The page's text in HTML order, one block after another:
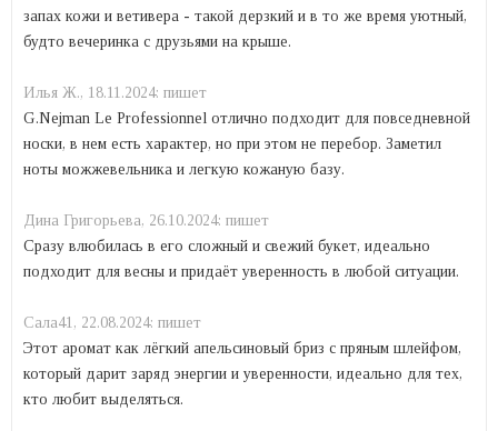
запах кожи и ветивера - такой дерзкий и в то же время уютный,
будто вечеринка с друзьями на крыше.
Илья Ж., 18.11.2024: пишет
G.Nejman Le Professionnel отлично подходит для повседневной
носки, в нем есть характер, но при этом не перебор. Заметил
ноты можжевельника и легкую кожаную базу.
Дина Григорьева, 26.10.2024: пишет
Сразу влюбилась в его сложный и свежий букет, идеально
подходит для весны и придаёт уверенность в любой ситуации.
Сала41, 22.08.2024: пишет
Этот аромат как лёгкий апельсиновый бриз с пряным шлейфом,
который дарит заряд энергии и уверенности, идеально для тех,
кто любит выделяться.